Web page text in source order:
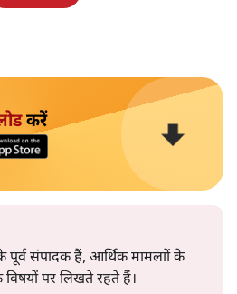
करें
संपादक हैं, आर्थिक मामलाों के
पर लिखते रहते हैं।